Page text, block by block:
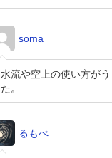
soma
水流や空上の使い方が
た。
るもぺ